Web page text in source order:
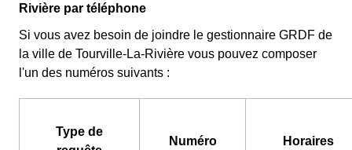
Rivière par téléphone
Si vous avez besoin de joindre le gestionnaire GRDF de
la ville de Tourville-La-Rivière vous pouvez composer
l'un des numéros suivants :
Type de
Numéro Horaires